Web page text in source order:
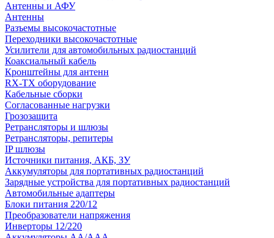
Антенны и АФУ
Антенны
Разъемы высокочастотные
Переходники высокочастотные
Усилители для автомобильных радиостанций
Коаксиальный кабель
Кронштейны для антенн
RX-TX оборудование
Кабельные сборки
Согласованные нагрузки
Грозозащита
Ретрансляторы и шлюзы
Ретрансляторы, репитеры
IP шлюзы
Источники питания, АКБ, ЗУ
Аккумуляторы для портативных радиостанций
Зарядные устройства для портативных радиостанций
Автомобильные адаптеры
Блоки питания 220/12
Преобразователи напряжения
Инверторы 12/220